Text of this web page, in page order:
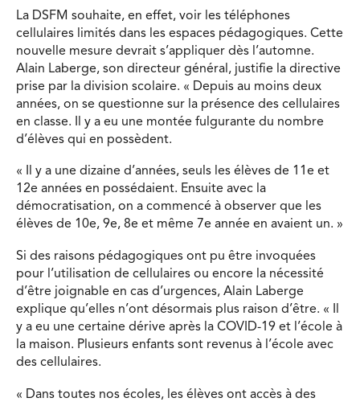
La DSFM souhaite, en effet, voir les téléphones
cellulaires limités dans les espaces pédagogiques. Cette
nouvelle mesure devrait s’appliquer dès l’automne.
Alain Laberge, son directeur général, justifie la directive
prise par la division scolaire. « Depuis au moins deux
années, on se questionne sur la présence des cellulaires
en classe. Il y a eu une montée fulgurante du nombre
d’élèves qui en possèdent.
« Il y a une dizaine d’années, seuls les élèves de 11e et
12e années en possédaient. Ensuite avec la
démocratisation, on a commencé à observer que les
élèves de 10e, 9e, 8e et même 7e année en avaient un. »
Si des raisons pédagogiques ont pu être invoquées
pour l’utilisation de cellulaires ou encore la nécessité
d’être joignable en cas d’urgences, Alain Laberge
explique qu’elles n’ont désormais plus raison d’être. « Il
y a eu une certaine dérive après la COVID-19 et l’école à
la maison. Plusieurs enfants sont revenus à l’école avec
des cellulaires.
« Dans toutes nos écoles, les élèves ont accès à des